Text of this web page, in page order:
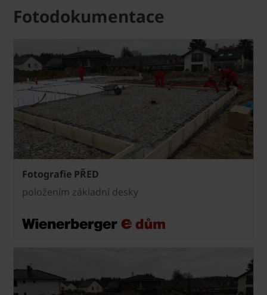
Fotodokumentace
Fotografie PŘED
položením základní desky